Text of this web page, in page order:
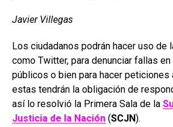
Javier Villegas
Los ciudadanos podrán hacer uso de
como Twitter, para denunciar fallas
públicos o bien para hacer peticiones
estas tendrán la obligación de
así lo resolvió la Primera Sala de la
Justicia de la Nación (SCJN).